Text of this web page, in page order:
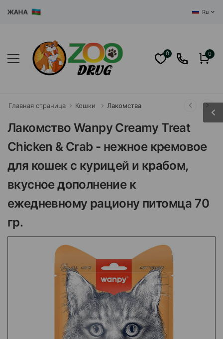
Ru
0 0
Главная страница Кошки Лакомства
Лакомство Wanpy Creamy Treat
Chicken & Crab - нежное кремовое
для кошек с курицей и крабом,
вкусное дополнение к
ежедневному рациону питомца 70
гр.